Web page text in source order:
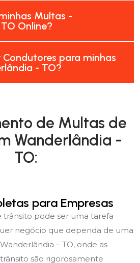
Multas -
Online?
para minhas
- TO?
de Multas de
Wanderlândia -
TO:
para Empresas
trânsito pode ser uma tarefa
negócio que dependa de uma
– TO, onde as
são rigorosamente